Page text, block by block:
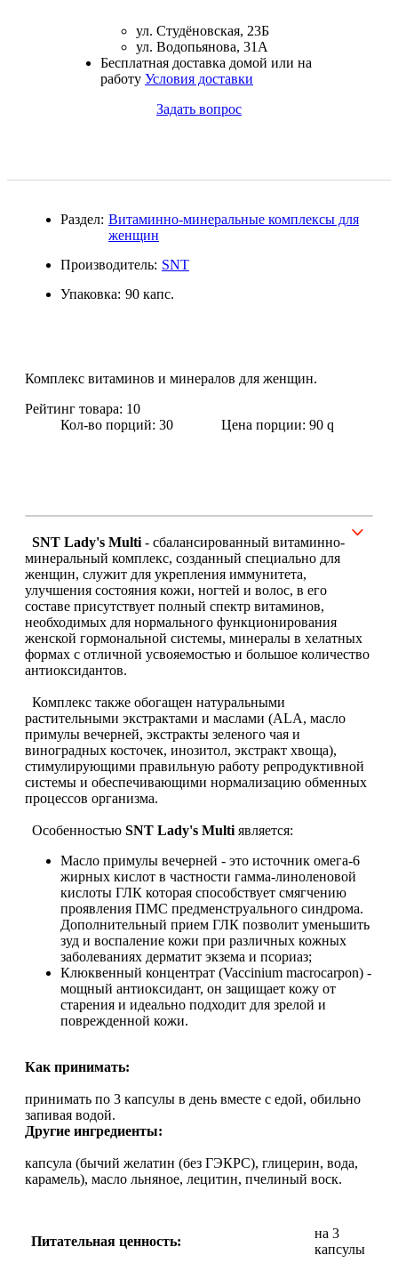
Волосы и кожа
Иммунитет
Коэнзим Q10
Коллаген
Протеин
НАЗАД
Казеин
Многокомпонентный и яичный протеин
Снижение веса
Жиросжигатели
Карнитин
Пиколинат хрома
Батончики и напитки
НАЗАД
Протеиновые печенья
ул. Студёновская, 23Б
ул. Водопьянова, 31А
Бесплатная доставка домой или на
работу Условия доставки
Задать вопрос
Раздел: Витаминно-минеральные комплексы для
женщин
Производитель: SNT
Упаковка: 90 капс.
Комплекс витаминов и минералов для женщин.
Рейтинг товара: 10
Кол-во порций: 30
Цена порции: 90 q
SNT Lady's Multi - cбалансированный витаминно-
минеральный комплекс, созданный специально для
женщин, служит для укрепления иммунитета,
улучшения состояния кожи, ногтей и волос, в его
составе присутствует полный спектр витаминов,
необходимых для нормального функционирования
женской гормональной системы, минералы в хелатных
формах с отличной усвояемостью и большое количество
антиоксидантов.
Комплекс также обогащен натуральными
растительными экстрактами и маслами (ALA, масло
примулы вечерней, экстракты зеленого чая и
виноградных косточек, инозитол, экстракт хвоща),
стимулирующими правильную работу репродуктивной
системы и обеспечивающими нормализацию обменных
процессов организма.
Особенностью SNT Lady's Multi является:
Масло примулы вечерней - это источник омега-6
жирных кислот в частности гамма-линоленовой
кислоты ГЛК которая способствует смягчению
проявления ПМС предменструального синдрома.
Дополнительный прием ГЛК позволит уменьшить
зуд и воспаление кожи при различных кожных
заболеваниях дерматит экзема и псориаз;
Клюквенный концентрат (Vaccinium macrocarpon) -
мощный антиоксидант, он защищает кожу от
старения и идеально подходит для зрелой и
поврежденной кожи.
Как принимать:
принимать по 3 капсулы в день вместе с едой, обильно
запивая водой.
Другие ингредиенты:
капсула (бычий желатин (без ГЭКРС), глицерин, вода,
карамель), масло льняное, лецитин, пчелиный воск.
Питательная ценность:
на 3
капсулы